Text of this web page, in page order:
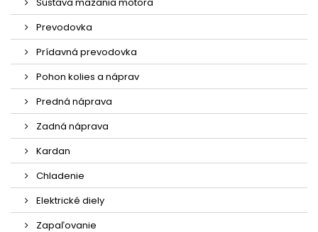
Prevodovka
Prídavná prevodovka
Pohon kolies a náprav
Predná náprava
Zadná náprava
Kardan
Chladenie
Elektrické diely
Zapaľovanie